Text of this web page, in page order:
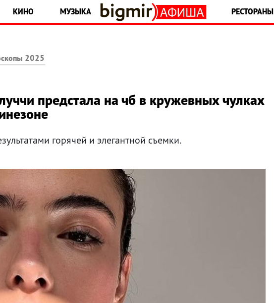
КИНО МУЗЫКА РЕСТОРАНЫ
2025
предстала на чб в кружевных чулках
горячей и элегантной съемки.